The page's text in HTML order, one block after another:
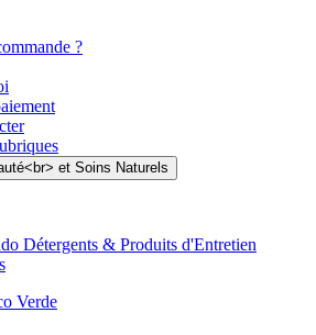
?
Détergents & Produits d'Entretien